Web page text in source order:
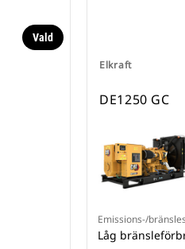
Vald
Elkraft
DE1250 GC
Emissions-/
Låg